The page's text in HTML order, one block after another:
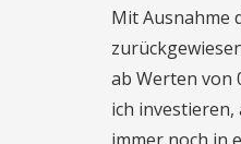
Mit Ausnahme
ab Werten von
ich